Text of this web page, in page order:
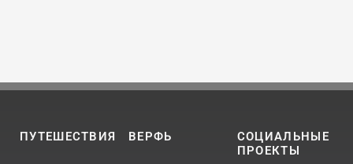
ПУТЕШЕСТВИЯ ВЕРФЬ
СОЦИАЛЬНЫЕ
ПРОЕКТЫ